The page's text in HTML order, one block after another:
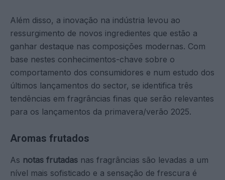
Além disso, a inovação na indústria levou ao
ressurgimento de novos ingredientes que estão a
ganhar destaque nas composições modernas. Com
base nestes conhecimentos-chave sobre o
comportamento dos consumidores e num estudo dos
últimos lançamentos do sector, se identifica três
tendências em fragrâncias finas que serão relevantes
para os lançamentos da primavera/verão 2025.
Aromas frutados
As notas frutadas nas fragrâncias são levadas a um
nível mais sofisticado e a sensação de frescura é